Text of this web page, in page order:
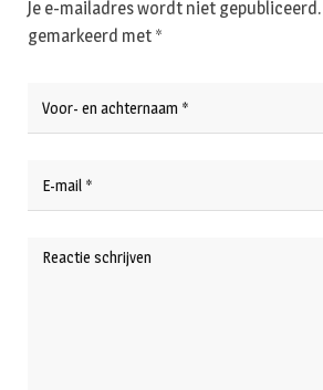
Je e-mailadres wordt niet gepubliceerd.
gemarkeerd met *